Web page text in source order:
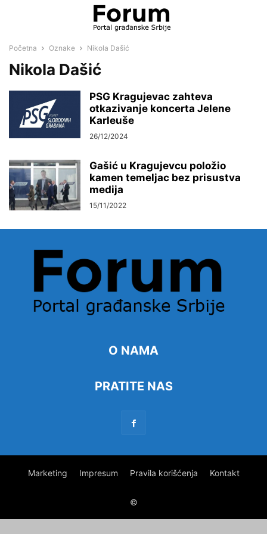
Početna Oznake Nikola Dašić
Nikola Dašić
PSG Kragujevac zahteva
otkazivanje koncerta Jelene
Karleuše
26/12/2024
Gašić u Kragujevcu položio
kamen temeljac bez prisustva
medija
15/11/2022
O NAMA
PRATITE NAS
Marketing Impresum Pravila korišćenja Kontakt
©